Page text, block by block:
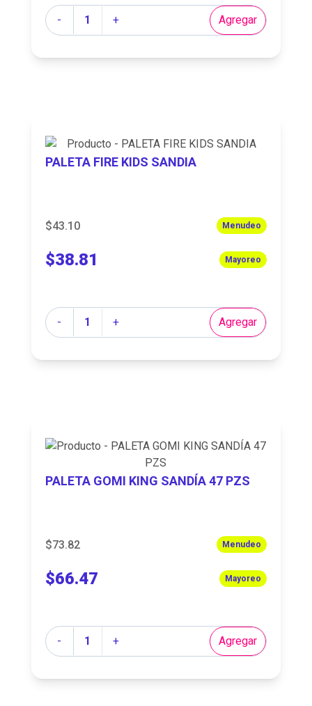
-
Cantidad + Agregar
PALETA FIRE KIDS SANDIA
$43.10 Menudeo
$38.81 Mayoreo
-
Cantidad + Agregar
PALETA GOMI KING SANDÍA 47 PZS
$73.82 Menudeo
$66.47 Mayoreo
-
Cantidad + Agregar